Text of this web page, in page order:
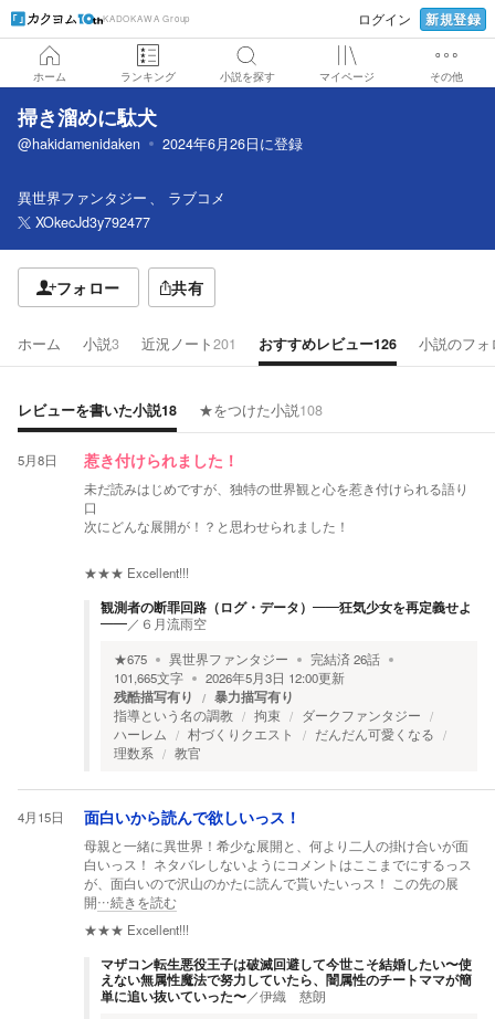
KADOKAWA Group ログイン 新規登録
ホーム ランキング 小説を探す マイページ その他
掃き溜めに駄犬
@hakidamenidaken 2024年6月26日に登録
異世界ファンタジー
ラブコメ
XOkecJd3y792477
フォロー 共有
ホーム 小説3 近況ノート201 おすすめレビュー126 小説のフォ
レビューを書いた小説18 ★をつけた小説108
5月8日 惹き付けられました！
未だ読みはじめですが、独特の世界観と心を惹き付けられる語り
口
次にどんな展開が！？と思わせられました！
★★★ Excellent!!!
観測者の断罪回路（ログ・データ）――狂気少女を再定義せよ
――／ ６月流雨空
★675 異世界ファンタジー 完結済26話
101,665文字 2026年5月3日 12:00更新
残酷描写有り 暴力描写有り
指導という名の調教 拘束
ダークファンタジー
ハーレム
村づくりクエスト
だんだん可愛くなる
理数系
教官
4月15日 面白いから読んで欲しいっス！
母親と一緒に異世界！希少な展開と、何より二人の掛け合いが面
白いっス！ ネタバレしないようにコメントはここまでにするっス
が、面白いので沢山のかたに読んで貰いたいっス！ この先の展
開…続きを読む
★★★ Excellent!!!
マザコン転生悪役王子は破滅回避して今世こそ結婚したい〜使
えない無属性魔法で努力していたら、闇属性のチートママが簡
単に追い抜いていった〜／伊織 慈朗